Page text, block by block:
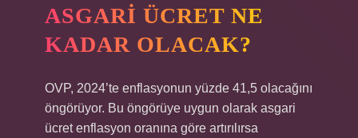
ASGARI ÜCRET NE
KADAR OLACAK?
OVP, 2024’te enflasyonun yüzde 41,5 olacağını
öngörüyor. Bu öngörüye uygun olarak asgari
ücret enflasyon oranına göre artırılırsa